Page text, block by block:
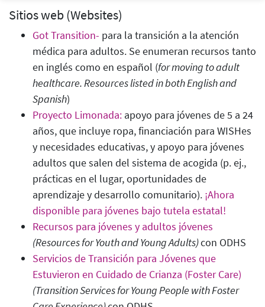
Sitios web (Websites)
Got Transition- para la transición a la atención
médica para adultos. Se enumeran recursos tanto
en inglés como en español (for moving to adult
healthcare. Resources listed in both English and
Spanish)
Proyecto Limonada: apoyo para jóvenes de 5 a 24
años, que incluye ropa, financiación para WISHes
y necesidades educativas, y apoyo para jóvenes
adultos que salen del sistema de acogida (p. ej.,
prácticas en el lugar, oportunidades de
aprendizaje y desarrollo comunitario). ¡Ahora
disponible para jóvenes bajo tutela estatal!
Recursos para jóvenes y adultos jóvenes
(Resources for Youth and Young Adults)con ODHS
Servicios de Transición para Jóvenes que
Estuvieron en Cuidado de Crianza (Foster Care)
(Transition Services for Young People with Foster